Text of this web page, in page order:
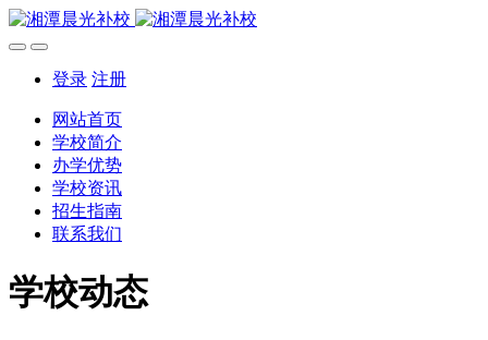
登录 注册
网站首页
学校简介
办学优势
学校资讯
招生指南
联系我们
学校动态